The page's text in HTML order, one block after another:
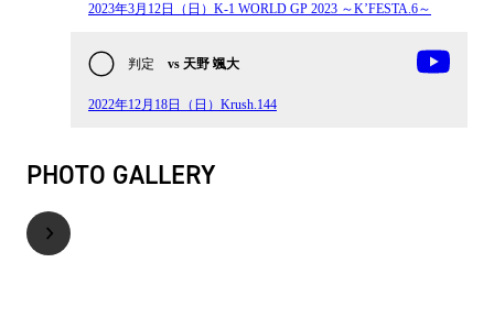
2023年3月12日（日）K-1 WORLD GP 2023 ～K’FESTA.6～
判定 vs 天野 颯大
2022年12月18日（日）Krush.144
PHOTO GALLERY